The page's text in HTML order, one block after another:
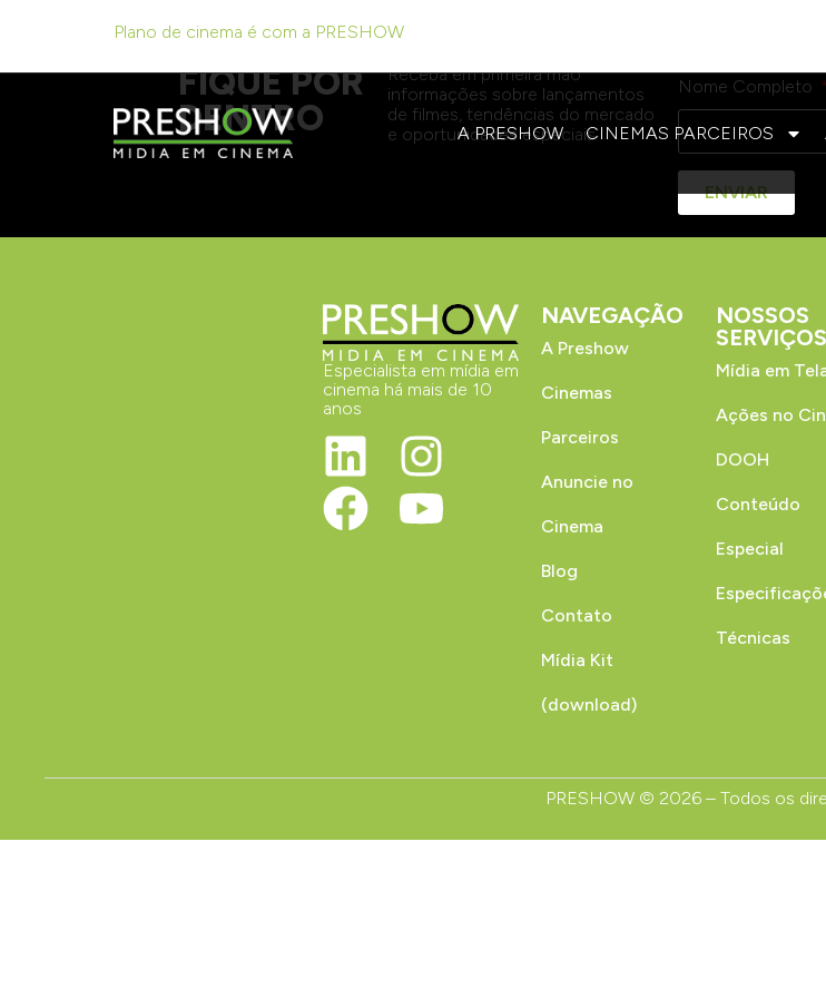
Plano de cinema é com a PRESHOW
A PRESHOW CINEMAS PARCEIROS
FIQUE POR
DENTRO
Receba em primeira mão
informações sobre lançamentos
de filmes, tendências do mercado
e oportunidades especiais.
Nome Completo
ENVIAR
Especialista em mídia em
cinema há mais de 10
anos
NAVEGAÇÃO
A Preshow
Cinemas
Parceiros
Anuncie no
Cinema
Blog
Contato
Mídia Kit
(download)
NOSSOS
SERVIÇOS
Mídia em
Ações no
DOOH
Conteúdo
Especial
Técnicas
PRESHOW © 2026 – Todos os